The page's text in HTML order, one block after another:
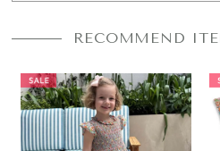
ご来場ありがとうございました
【ジェイアール名古屋タカシマヤ「英国
ご来場ありがとうございました
伊勢丹新宿店 SS26 POP UP SHOP
ご来場ありがとうございました
RECOMMEND